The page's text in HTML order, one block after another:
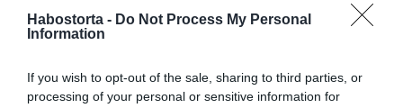
Habostorta - Do Not Process My Personal
Information
If you wish to opt-out of the sale, sharing to third parties, or
processing of your personal or sensitive information for
„Épp nyaraltunk, amikor akusztikus gitáron
megtetszett, mondta is, hogy ’Na ez az, amiből dalt kell
csinálnunk!’. Ezután elkezdtük összerakni ezt a kicsit